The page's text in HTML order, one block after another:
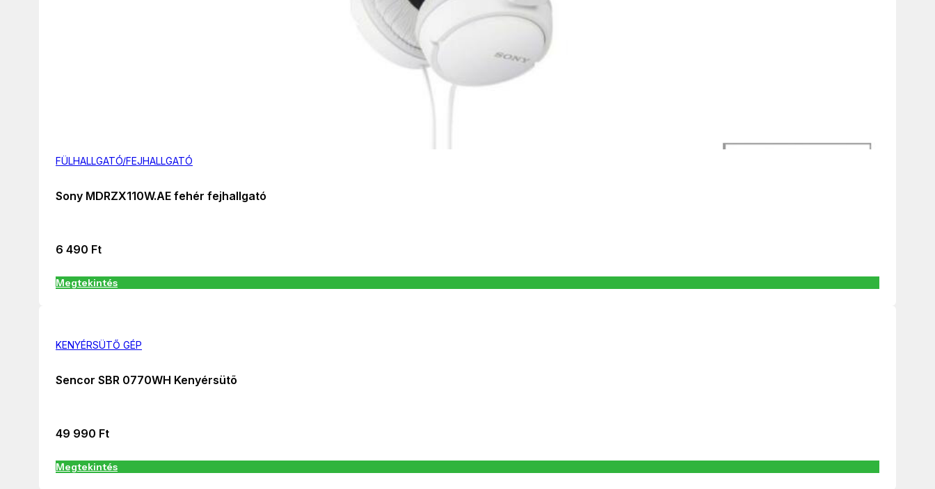
FÜLHALLGATÓ/FEJHALLGATÓ
Sony MDRZX110W.AE fehér fejhallgató
6 490 Ft
Megtekintés
KENYÉRSÜTŐ GÉP
Sencor SBR 0770WH Kenyérsütõ
49 990 Ft
Megtekintés